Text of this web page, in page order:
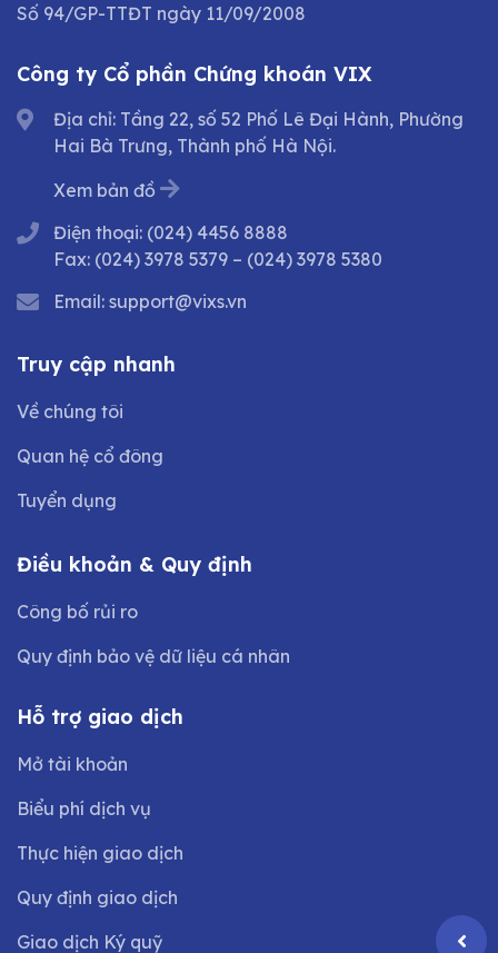
Số 94/GP-TTĐT ngày 11/09/2008
Công ty Cổ phần Chứng khoán VIX
Địa chỉ: Tầng 22, số 52 Phố Lê Đại Hành, Phường
Hai Bà Trưng, Thành phố Hà Nội.
Xem bản đồ
Điện thoại: (024) 4456 8888
Fax: (024) 3978 5379 – (024) 3978 5380
Email: support@vixs.vn
Truy cập nhanh
Về chúng tôi
Quan hệ cổ đông
Tuyển dụng
Điều khoản & Quy định
Công bố rủi ro
Quy định bảo vệ dữ liệu cá nhân
Hỗ trợ giao dịch
Mở tài khoản
Biểu phí dịch vụ
Thực hiện giao dịch
Quy định giao dịch
Giao dịch Ký quỹ